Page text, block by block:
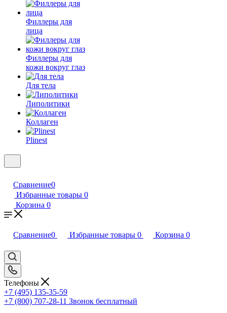
Филлеры для
лица
Филлеры для
кожи вокруг глаз
Для тела
Липолитики
Коллаген
Plinest
Сравнение0
Избранные товары 0
Корзина 0
Сравнение0 Избранные товары 0 Корзина 0
Телефоны
+7 (495) 135-35-59
+7 (800) 707-28-11 Звонок бесплатный